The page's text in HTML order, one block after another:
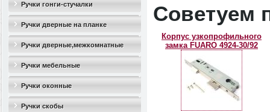
Ручки гонги-стучалки
Ручки дверные на планке
Ручки дверные,межкомнатные
Ручки мебельные
Ручки оконные
Ручки скобы
Советуем
Корпус узкопрофильного
замка FUARO 4924-30/92